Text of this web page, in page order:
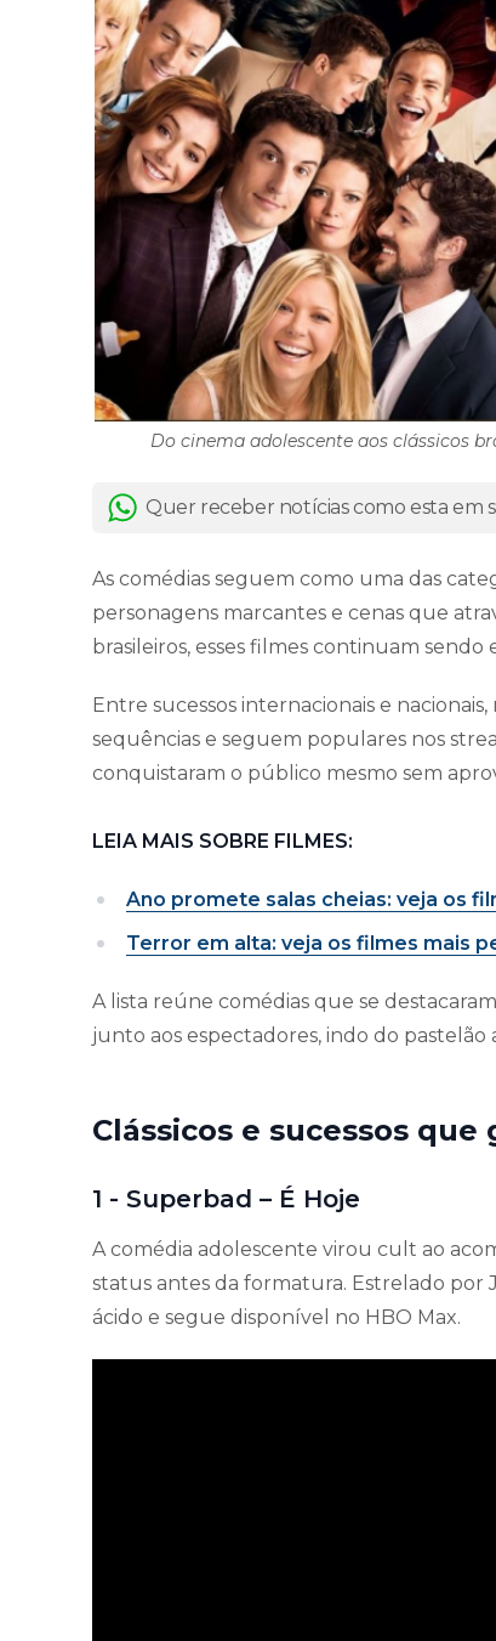
Do cinema adolescente aos clássicos
Quer receber notícias como esta em
As comédias seguem como uma das
personagens marcantes e cenas que
brasileiros, esses filmes continuam
Entre sucessos internacionais e
sequências e seguem populares nos
conquistaram o público mesmo sem
LEIA MAIS SOBRE FILMES:
Ano promete salas cheias: veja os
Terror em alta: veja os filmes mais
A lista reúne comédias que se
junto aos espectadores, indo do pastelão
Clássicos e sucessos
1 - Superbad – É Hoje
A comédia adolescente virou cult ao
status antes da formatura. Estrelado por
ácido e segue disponível no HBO Max.